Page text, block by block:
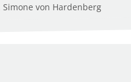
von Hardenberg